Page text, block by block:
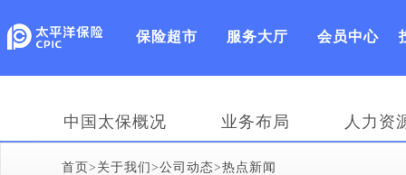
保险超市 服务大厅 会员中心
中国太保概况 业务布局 人力资
首页> 关于我们 >公司动态>热点新闻